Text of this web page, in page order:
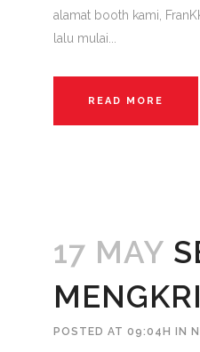
alamat booth kami,
lalu mulai...
READ MORE
17 MAY
POSTED AT 09:04H IN